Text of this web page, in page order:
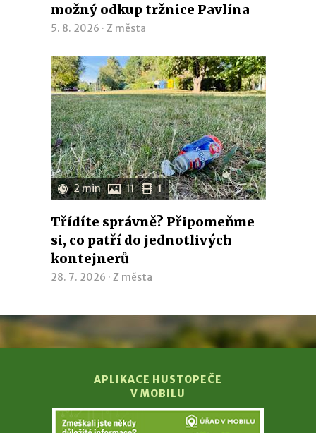
možný odkup tržnice Pavlína
5. 8. 2026 · Z města
2 min 11 1
Třídíte správně? Připomeňme
si, co patří do jednotlivých
kontejnerů
28. 7. 2026 · Z města
APLIKACE HUSTOPEČE
V MOBILU